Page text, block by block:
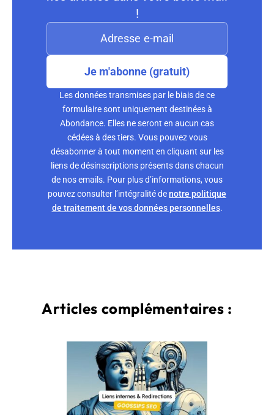
!
Je m'abonne (gratuit)
Les données transmises par le biais de ce
formulaire sont uniquement destinées à
Abondance. Elles ne seront en aucun cas
cédées à des tiers. Vous pouvez vous
désabonner à tout moment en cliquant sur les
liens de désinscriptions présents dans chacun
de nos emails. Pour plus d’informations, vous
pouvez consulter l’intégralité denotre politique
de traitement de vos données personnelles.
Articles complémentaires :